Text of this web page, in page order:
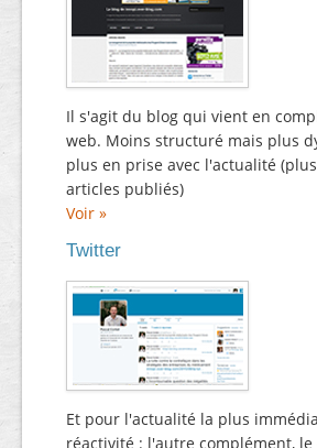
Il s'agit du blog qui vient en
web. Moins structuré mais plus
plus en prise avec l'actualité
articles publiés)
Voir »
Twitter
Et pour l'actualité la plus
réactivité : l'autre complément, le